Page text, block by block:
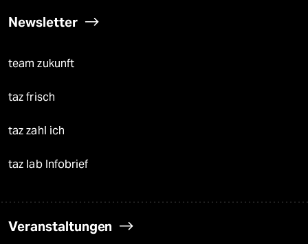
Newsletter
team zukunft
taz frisch
taz zahl ich
taz lab Infobrief
Veranstaltungen